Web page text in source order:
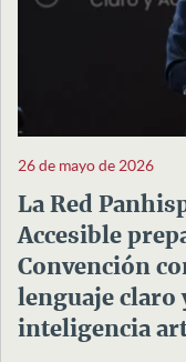
26 de mayo de 2026
La Red
Accesible
Convención
lenguaje claro
inteligencia